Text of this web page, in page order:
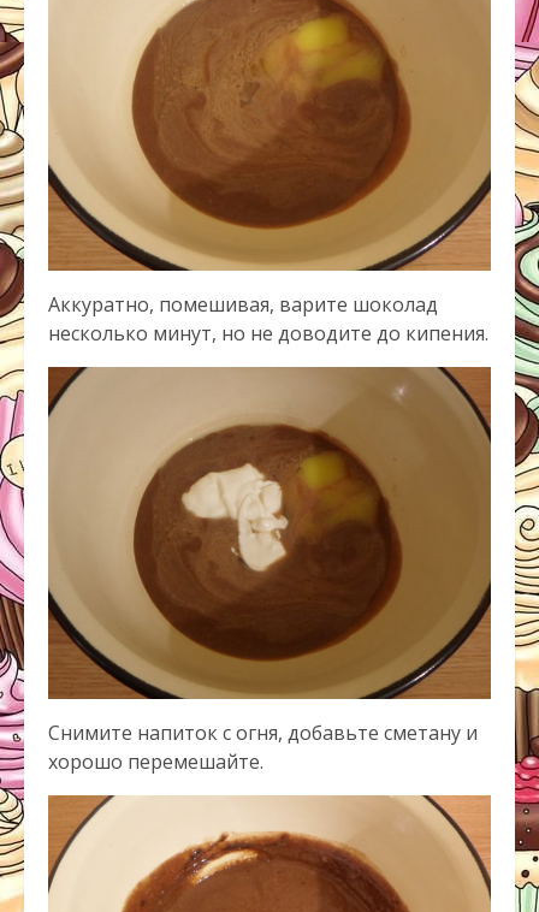
Аккуратно, помешивая, варите шоколад
несколько минут, но не доводите до кипения.
Снимите напиток с огня, добавьте сметану и
хорошо перемешайте.